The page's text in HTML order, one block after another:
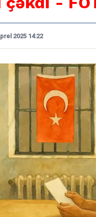
2025 14:22